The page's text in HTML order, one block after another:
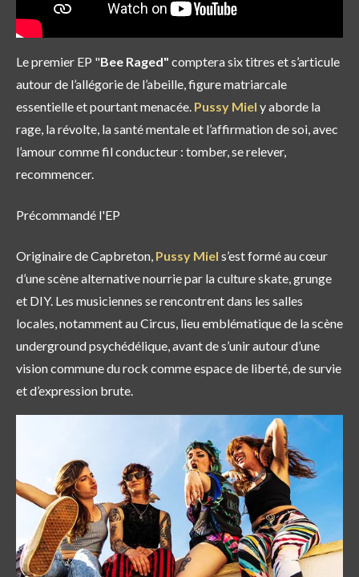
Le premier EP "Bee Raged" compterasix titres et s’articule
autour de l’allégorie de l’abeille, figure matriarcale
essentielle et pourtant menacée. Pussy Miel y aborde la
rage, la révolte, la santé mentale et l’affirmation de soi, avec
l’amour comme fil conducteur : tomber, se relever,
recommencer.
Précommandé l'EP
Originaire deCapbreton Pussy Miel s’est formé au cœur
d’une scène alternative nourrie par la culture skate, grunge
et DIY. Les musiciennes se rencontrent dans les salles
locales, notamment au Circus, lieu emblématique de la scène
underground psychédélique, avant de s’unir autour d’une
vision commune du rock comme espace de liberté, de survie
et d’expression brute.